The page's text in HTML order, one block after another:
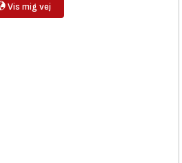
Vis mig vej